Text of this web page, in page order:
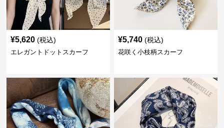
¥5,620 (税込)
エレガントドットスカーフ
¥5,740 (税込)
花咲く小枝柄スカーフ